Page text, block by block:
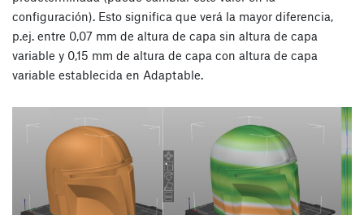
configuración). Esto significa que verá la mayor diferencia,
p.ej. entre 0,07 mm de altura de capa sin altura de capa
variable y 0,15 mm de altura de capa con altura de capa
variable establecida en Adaptable.